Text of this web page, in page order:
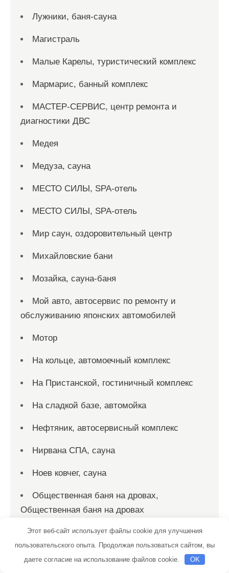
Лужники, баня-сауна
Магистраль
Малые Карелы, туристический комплекс
Мармарис, банный комплекс
МАСТЕР-СЕРВИС, центр ремонта и
диагностики ДВС
Медея
Медуза, сауна
МЕСТО СИЛЫ, SPA-отель
МЕСТО СИЛЫ, SPA-отель
Мир саун, оздоровительный центр
Михайловские бани
Мозайка, сауна-баня
Мой авто, автосервис по ремонту и
обслуживанию японских автомобилей
Мотор
На кольце, автомоечный комплекс
На Пристанской, гостиничный комплекс
На сладкой базе, автомойка
Нефтяник, автосервисный комплекс
Нирвана СПА, сауна
Ноев ковчег, сауна
Общественная баня на дровах,
Общественная баня на дровах
Общественная баня на дровах,
Общественная баня на дровах
Этот веб-сайт использует файлы cookie для улучшения
пользовательского опыта. Продолжая пользоваться сайтом, вы
даете согласие на использование файлов cookie.
OK